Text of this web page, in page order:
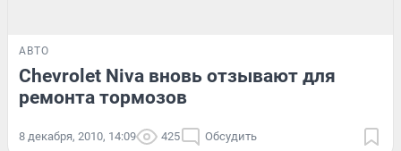
АВТО
Chevrolet Niva вновь отзывают для
ремонта тормозов
8 декабря, 2010, 14:09 425 Обсудить